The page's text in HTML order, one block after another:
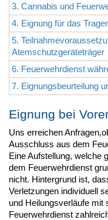
3. Cannabis und
4. Eignung für das
5.
Atemschutzgeräteträger
6. Feuerwehrdienst
7. Eignungsbeurteilung
Eignung bei
Uns erreichen
Ausschluss aus dem
Eine Aufstellung, welche
dem Feuerwehrdienst
nicht. Hintergrund ist,
Verletzungen individuell
und Heilungsverläufe mit
Feuerwehrdienst